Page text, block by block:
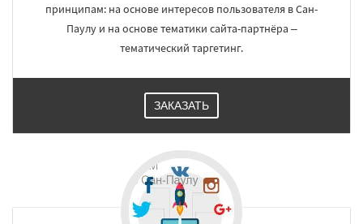
принципам: на основе интересов пользователя в Сан-
Паулу и на основе тематики сайта-партнёра –
тематический таргетинг.
ЗАКАЗАТЬ